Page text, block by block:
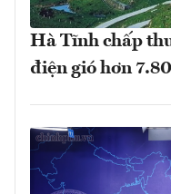
Hà Tĩnh chấp
điện gió hơn